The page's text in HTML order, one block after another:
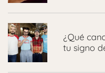
¿Qué
tu signo